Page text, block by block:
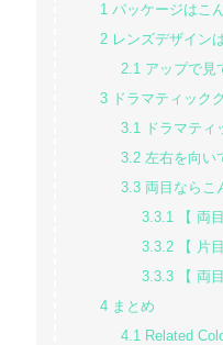
1 パッケージはこ
2 レンズデザイン
2.1 アップで見
3 ドラマティック
3.1
ドラマティ
3.2左右を向い
3.3両目ならこ
3.3.1
【 両
3.3.2【 片
3.3.3【 両
4 まとめ
4.1
Related